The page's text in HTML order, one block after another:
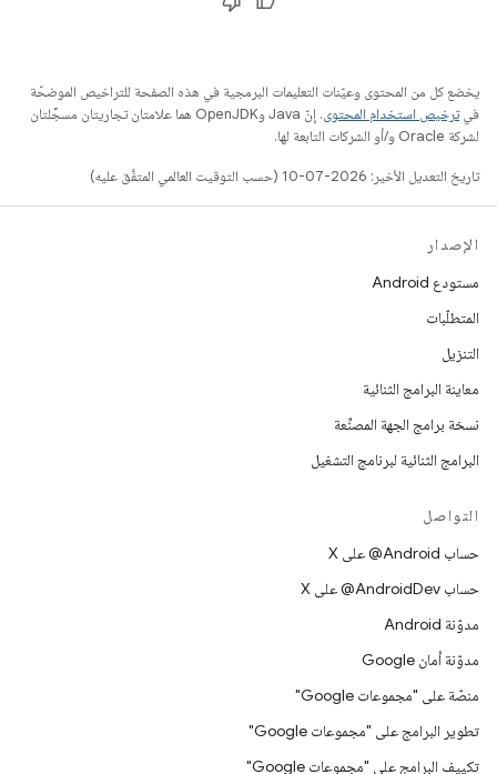
يخضع كل من المحتوى وعيّنات التعليمات البرمجية في هذه الصفحة للتراخيص الموضحّة
فيترخيص استخدام المحتوى
. إنّ Java وOpenJDK هما علامتان تجاريتان مسجَّلتان
لشركة Oracle و/أو الشركات التابعة لها.
تاريخ التعديل الأخير: 2026-07-10 (حسب التوقيت العالمي المتفَّق عليه)
الإصدار
مستودع Android
المتطلّبات
التنزيل
معاينة البرامج الثنائية
نسخة برامج الجهة المصنِّعة
البرامج الثنائية لبرنامج التشغيل
التواصل
حساب ‎@Android على X
حساب ‎@AndroidDev على X
مدوّنة Android
مدوّنة أمان Google
منصّة على "مجموعات Google"
تطوير البرامج على "مجموعات Google"
تكييف البرامج على "مجموعات Google"